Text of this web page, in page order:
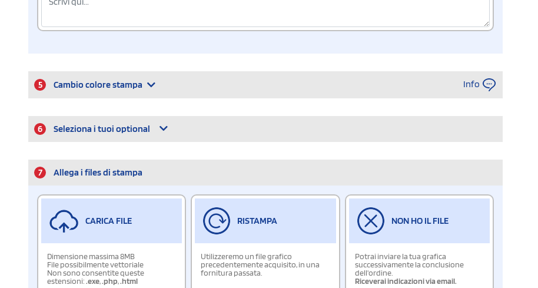
5 Cambio colore stampa Info
6 Seleziona i tuoi optional
7 Allega i files di stampa
CARICA FILE
Dimensione massima 8MB
File possibilmente vettoriale
Non sono consentite queste
estensioni:.exe,.php,.html
RISTAMPA
Utilizzeremo un file grafico
precedentemente acquisito, in una
fornitura passata.
NON HO IL FILE
Potrai inviare la tua grafica
successivamente la conclusione
dell'ordine.
Riceverai indicazioni via email.